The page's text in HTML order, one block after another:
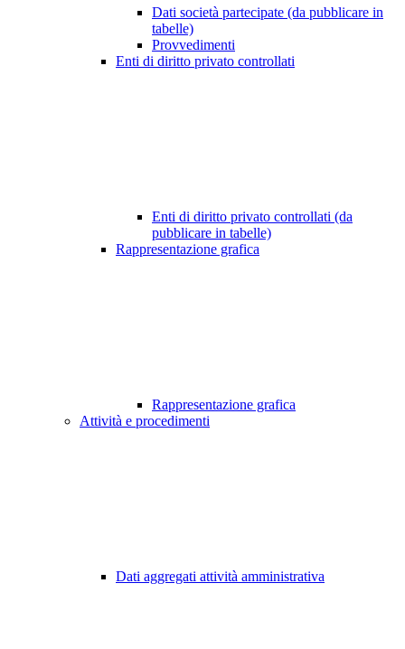
Dati società partecipate (da pubblicare in
tabelle)
Provvedimenti
Enti di diritto privato controllati
Enti di diritto privato controllati (da
pubblicare in tabelle)
Rappresentazione grafica
Rappresentazione grafica
Attività e procedimenti
Dati aggregati attività amministrativa